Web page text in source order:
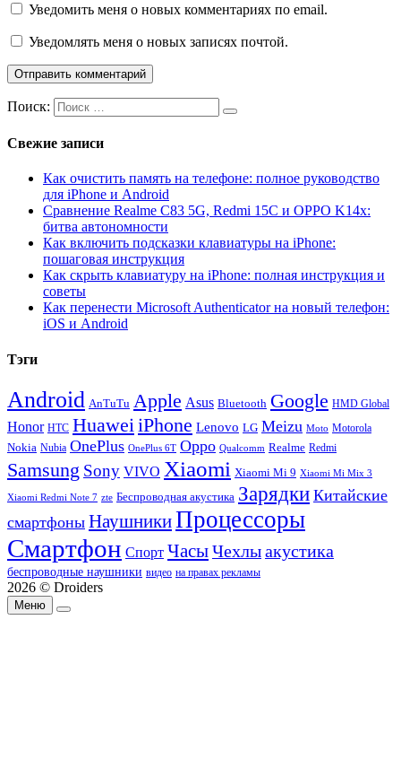
Уведомить меня о новых комментариях по email.
Уведомлять меня о новых записях почтой.
Поиск:
Свежие записи
Как очистить память на телефоне: полное руководство
для iPhone и Android
Сравнение Realme C83 5G, Redmi 15C и OPPO K14x:
битва автономности
Как включить подсказки клавиатуры на iPhone:
пошаговая инструкция
Как скрыть клавиатуру на iPhone: полная инструкция и
советы
Как перенести Microsoft Authenticator на новый телефон:
iOS и Android
Тэги
Android AnTuTu Apple Asus Bluetooth Google HMD Global
Honor HTC Huawei iPhone Lenovo LG Meizu Moto Motorola
Nokia Nubia OnePlus OnePlus 6T Oppo Qualcomm Realme Redmi
Samsung Sony VIVO Xiaomi Xiaomi Mi 9 Xiaomi Mi Mix 3
Xiaomi Redmi Note 7 zte Беспроводная акустика Зарядки Китайские
смартфоны НаушникиПроцессоры
Смартфон Спорт ЧасыЧехлыакустика
беспроводные наушники видео на правах рекламы
2026 © Droiders
Меню